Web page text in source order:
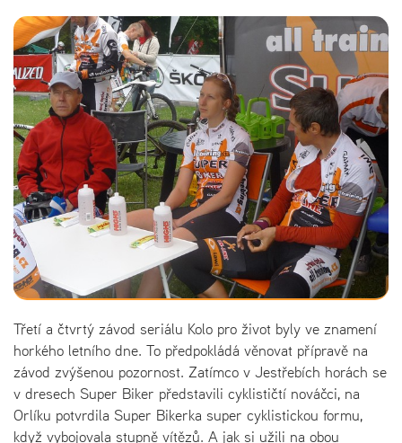
Třetí a čtvrtý závod seriálu Kolo pro život byly ve znamení
horkého letního dne. To předpokládá věnovat přípravě na
závod zvýšenou pozornost. Zatímco v Jestřebích horách se
v dresech Super Biker představili cyklističtí nováčci, na
Orlíku potvrdila Super Bikerka super cyklistickou formu,
když vybojovala stupně vítězů. A jak si užili na obou